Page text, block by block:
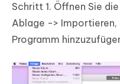
Schritt 1. Öffnen Sie die
Ablage ->
Programm